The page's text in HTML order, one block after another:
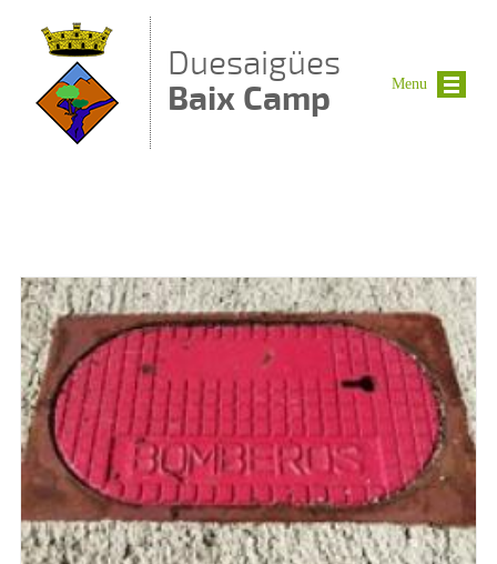
Duesaigües
Baix Camp
Menu